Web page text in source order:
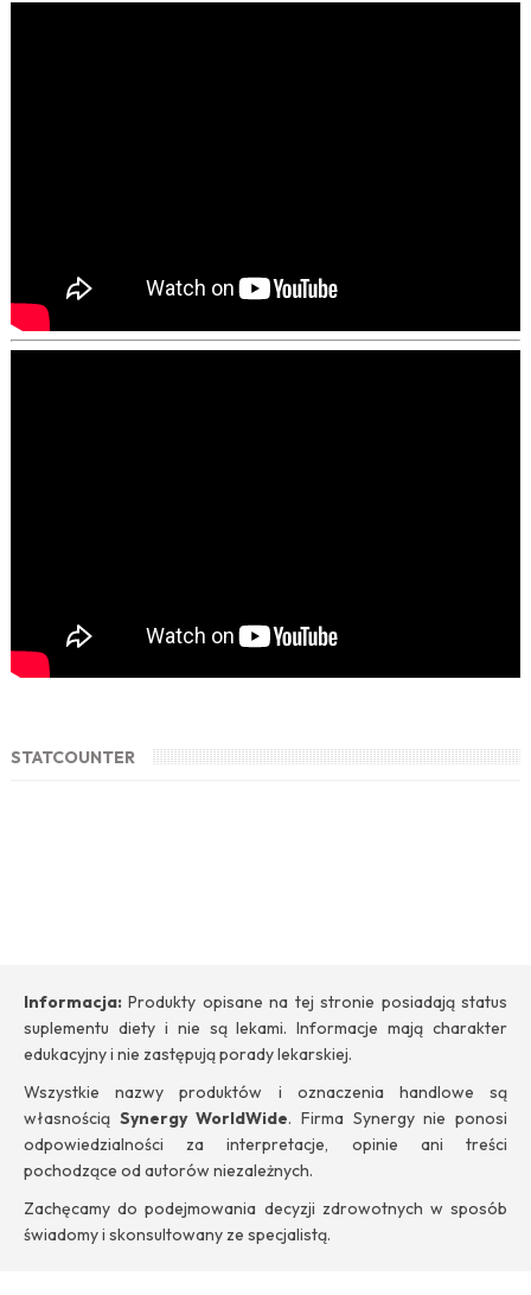
STATCOUNTER
Informacja: Produkty opisane na tej stronie posiadają status
suplementu diety i nie są lekami. Informacje mają charakter
edukacyjny i nie zastępują porady lekarskiej.
Wszystkie nazwy produktów i oznaczenia handlowe są
własnością Synergy WorldWide. Firma Synergy nie ponosi
odpowiedzialności za interpretacje, opinie ani treści
pochodzące od autorów niezależnych.
Zachęcamy do podejmowania decyzji zdrowotnych w sposób
świadomy i skonsultowany ze specjalistą.